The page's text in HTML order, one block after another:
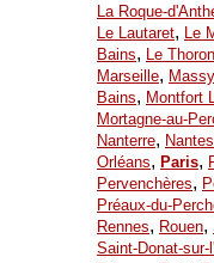
La Roque-
Le Lautaret, Le
Bains, Le
Marseille, Massy
Bains, Montfort
Mortagne-au-
Nanterre, Nantes
Orléans, Paris,
Pervenchères,
Préaux-du-
Rennes, Rouen,
Saint-Donat-sur-